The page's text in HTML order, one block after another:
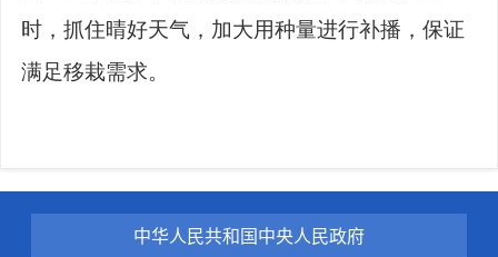
时，抓住晴好天气，加大用种量进行补播，保证
满足移栽需求。
中华人民共和国中央人民政府